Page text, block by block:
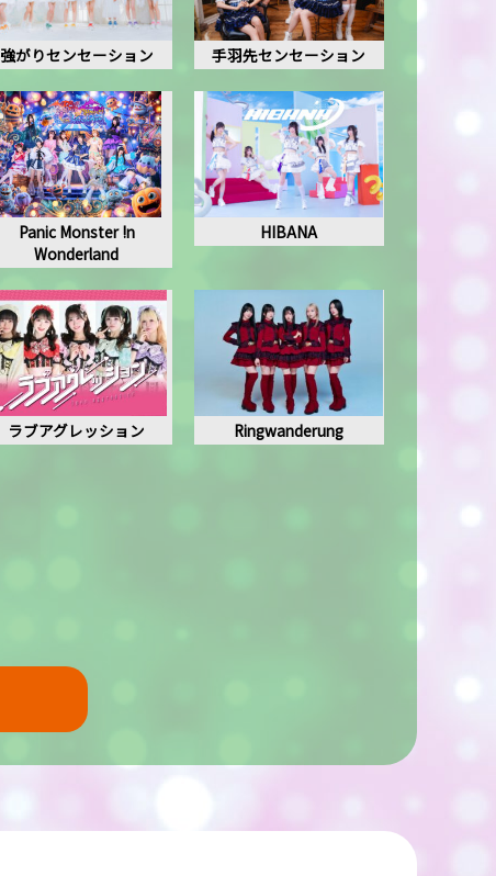
強がりセンセーション 手羽先センセーション
Panic Monster !n
Wonderland
HIBANA
ラブアグレッション Ringwanderung